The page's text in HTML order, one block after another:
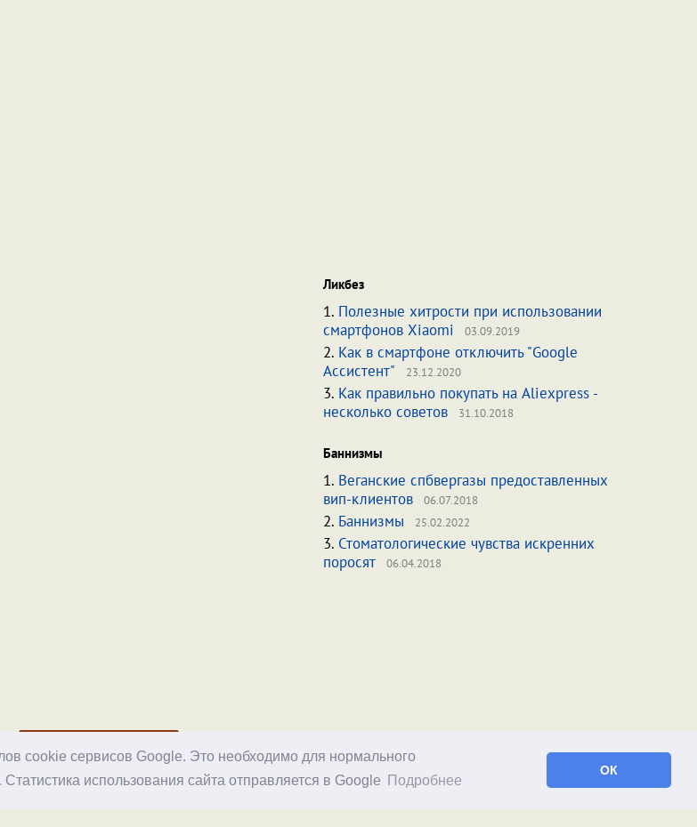
cookie сервисов Google. Это необходимо для нормального
использования сайта отправляется в Google
Подробнее
ОК
Ликбез
1. Полезные хитрости при использовании
смартфонов Xiaomi
03.09.2019
2. Как в смартфоне отключить "Google
Ассистент"
23.12.2020
3. Как правильно покупать на Aliexpress -
несколько советов
31.10.2018
Баннизмы
1. Веганские спбвергазы предоставленных
вип-клиентов
06.07.2018
2. Баннизмы 25.02.2022
3. Стоматологические чувства искренних
поросят
06.04.2018
RSS блога